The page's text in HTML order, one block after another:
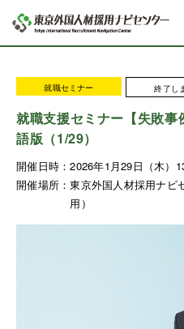
就職セミナー 終了し
就職支援セミナー【失敗
語版（1/29）
開催日時：2026年1月29日（木）
開催場所：東京外国人材採用ナビ
用）